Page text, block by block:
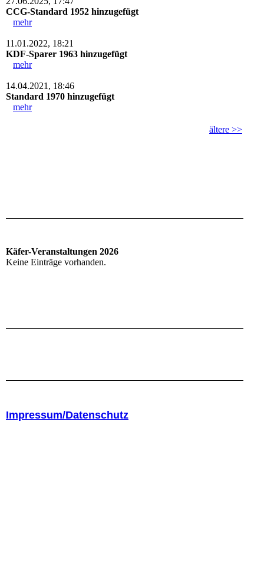
CCG-Standard 1952 hinzugefügt
mehr
11.01.2022, 18:21
KDF-Sparer 1963 hinzugefügt
mehr
14.04.2021, 18:46
Standard 1970 hinzugefügt
mehr
ältere >>
Käfer-Veranstaltungen 2026
Keine Einträge vorhanden.
Impressum/Datenschutz